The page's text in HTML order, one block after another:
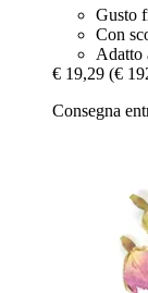
Gusto
Con
Adatto
€ 19,29 (€
Consegna